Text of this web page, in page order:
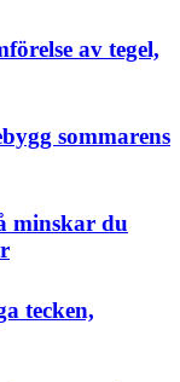
av tegel,
sommarens
minskar du
tecken,